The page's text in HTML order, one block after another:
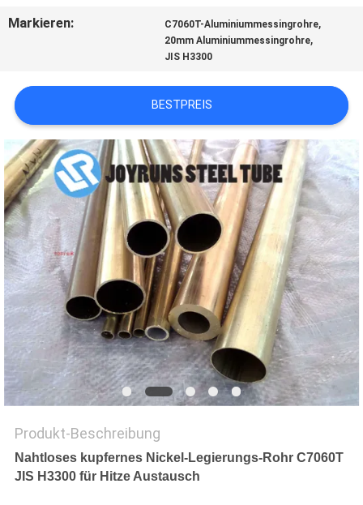
ZITAT
SEITENVERZEICHNIS
DATENSCHUTZ-
BESTIMMUNGEN
Markieren: C7060T-Aluminiummessingrohre,
20mm Aluminiummessingrohre,
JIS H3300
BESTPREIS
Produkt-Beschreibung
Nahtloses kupfernes Nickel-Legierungs-Rohr C7060T
JIS H3300 für Hitze Austausch